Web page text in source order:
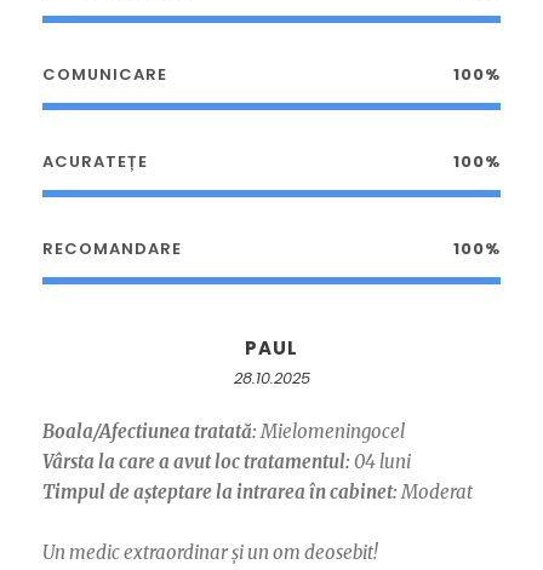
COMUNICARE 100%
ACURATEȚE 100%
RECOMANDARE 100%
PAUL
28.10.2025
Boala/Afectiunea tratată:Mielomeningocel
Vârsta la care a avut loc tratamentul: 04 luni
Timpul de așteptare la intrarea în cabinet:Moderat
Un medic extraordinar și un om deosebit!